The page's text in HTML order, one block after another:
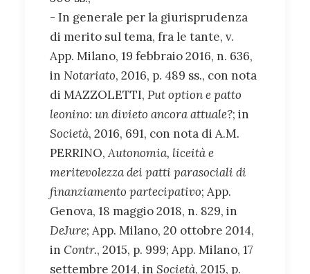
- In generale per la giurisprudenza
di merito sul tema, fra le tante, v.
App. Milano, 19 febbraio 2016, n. 636,
in Notariato, 2016, p. 489 ss., con nota
di MAZZOLETTI, Put option e patto
leonino: un divieto ancora attuale?; in
Società, 2016, 691, con nota di A.M.
PERRINO,Autonomia, liceità e
meritevolezza dei patti parasociali di
finanziamento partecipativo; App.
Genova, 18 maggio 2018, n. 829, in
DeJure; App. Milano, 20 ottobre 2014,
in Contr., 2015, p. 999; App. Milano, 17
settembre 2014, in Società, 2015, p.